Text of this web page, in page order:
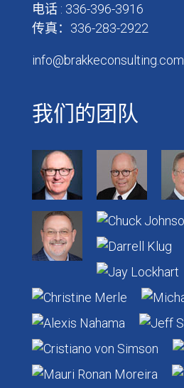
电话 : 336-396-3916
传真：336-283-2922
info@brakkeconsulting.com
我们的团队